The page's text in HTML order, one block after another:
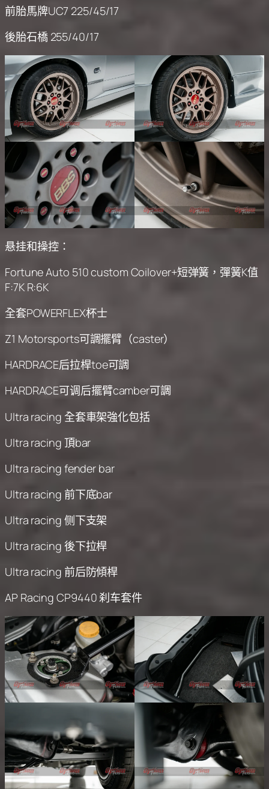
前胎馬牌UC7 225/45/17
後胎石橋 255/40/17
悬挂和操控：
Fortune Auto 510 custom Coilover+短弹簧，彈簧K值
F:7K R:6K
全套POWERFLEX杯士
Z1 Motorsports可調擺臂（caster）
HARDRACE后拉桿toe可調
HARDRACE可调后擺臂camber可調
Ultra racing 全套車架強化包括
Ultra racing 頂bar
Ultra racing fender bar
Ultra racing 前下底bar
Ultra racing 侧下支架
Ultra racing 後下拉桿
Ultra racing 前后防傾桿
AP Racing CP9440 刹车套件